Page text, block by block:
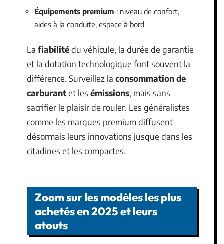
Équipements premium : niveau de confort,
aides à la conduite, espace à bord
La fiabilitédu véhicule, la durée de garantie
et la dotation technologique font souvent la
différence. Surveillez la consommation de
carburantet les émissions, mais sans
sacrifier le plaisir de rouler. Les généralistes
comme les marques premium diffusent
désormais leurs innovations jusque dans les
citadines et les compactes.
Zoom sur les modèles les plus
achetés en 2025 et leurs
atouts